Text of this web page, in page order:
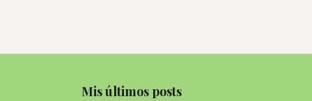
Mis últimos posts